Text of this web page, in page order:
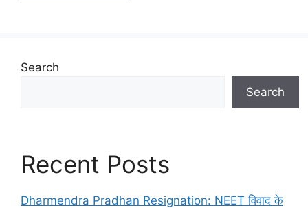
Search
Search
Recent Posts
Dharmendra Pradhan Resignation: NEET विवाद के